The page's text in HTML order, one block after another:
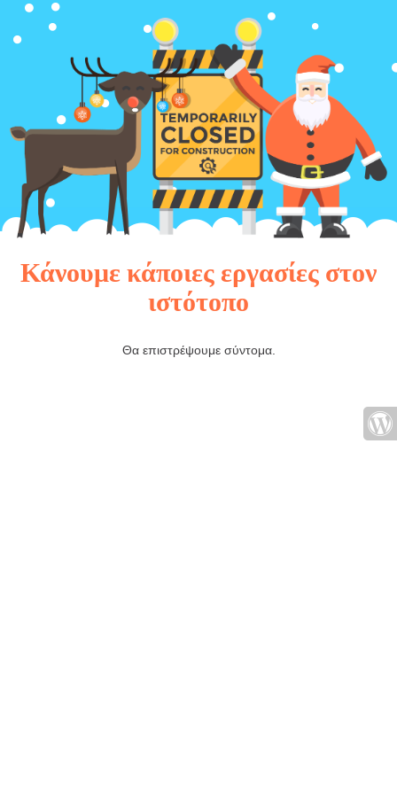
Κάνουμε κάποιες εργασίες στον
ιστότοπο
Θα επιστρέψουμε σύντομα.